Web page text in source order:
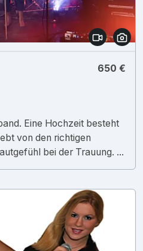
650 €
Eine Hochzeit besteht
von den richtigen
bei der Trauung. ...